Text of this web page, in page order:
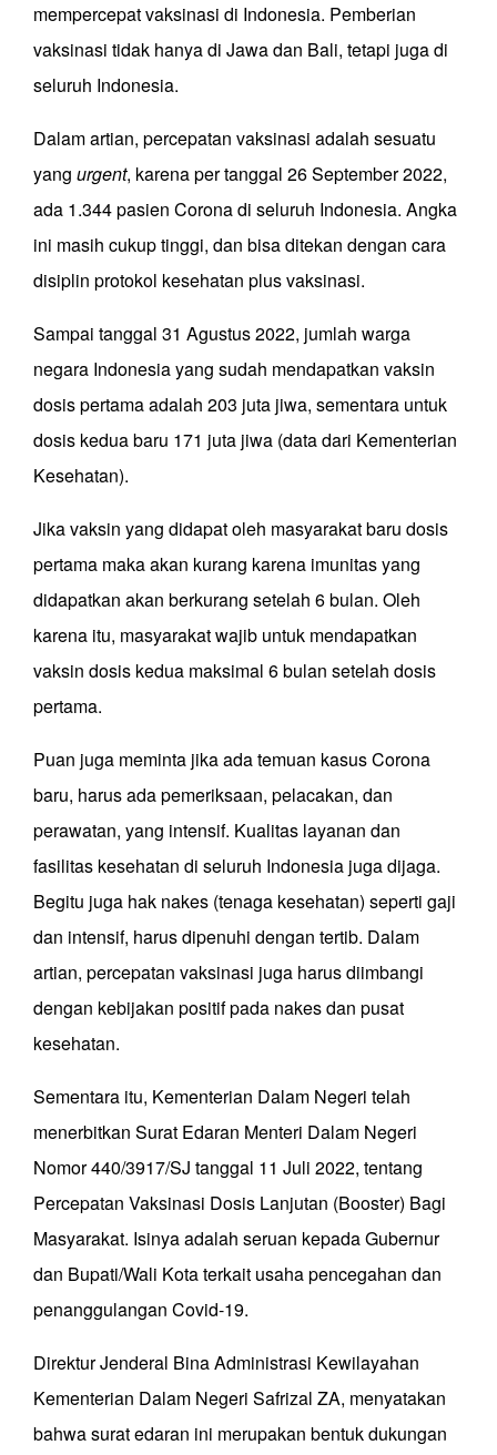
mempercepat vaksinasi di Indonesia. Pemberian
vaksinasi tidak hanya di Jawa dan Bali, tetapi juga di
seluruh Indonesia.
Dalam artian, percepatan vaksinasi adalah sesuatu
yang urgent, karena per tanggal 26 September 2022,
ada 1.344 pasien Corona di seluruh Indonesia. Angka
ini masih cukup tinggi, dan bisa ditekan dengan cara
disiplin protokol kesehatan plus vaksinasi.
Sampai tanggal 31 Agustus 2022, jumlah warga
negara Indonesia yang sudah mendapatkan vaksin
dosis pertama adalah 203 juta jiwa, sementara untuk
dosis kedua baru 171 juta jiwa (data dari Kementerian
Kesehatan).
Jika vaksin yang didapat oleh masyarakat baru dosis
pertama maka akan kurang karena imunitas yang
didapatkan akan berkurang setelah 6 bulan. Oleh
karena itu, masyarakat wajib untuk mendapatkan
vaksin dosis kedua maksimal 6 bulan setelah dosis
pertama.
Puan juga meminta jika ada temuan kasus Corona
baru, harus ada pemeriksaan, pelacakan, dan
perawatan, yang intensif. Kualitas layanan dan
fasilitas kesehatan di seluruh Indonesia juga dijaga.
Begitu juga hak nakes (tenaga kesehatan) seperti gaji
dan intensif, harus dipenuhi dengan tertib. Dalam
artian, percepatan vaksinasi juga harus diimbangi
dengan kebijakan positif pada nakes dan pusat
kesehatan.
Sementara itu, Kementerian Dalam Negeri telah
menerbitkan Surat Edaran Menteri Dalam Negeri
Nomor 440/3917/SJ tanggal 11 Juli 2022, tentang
Percepatan Vaksinasi Dosis Lanjutan (Booster) Bagi
Masyarakat. Isinya adalah seruan kepada Gubernur
dan Bupati/Wali Kota terkait usaha pencegahan dan
penanggulangan Covid-19.
Direktur Jenderal Bina Administrasi Kewilayahan
Kementerian Dalam Negeri Safrizal ZA, menyatakan
bahwa surat edaran ini merupakan bentuk dukungan